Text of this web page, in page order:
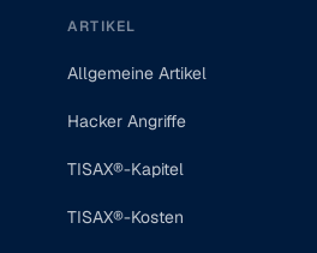
ARTIKEL
Allgemeine Artikel
Hacker Angriffe
TISAX®-Kapitel
TISAX®-Kosten